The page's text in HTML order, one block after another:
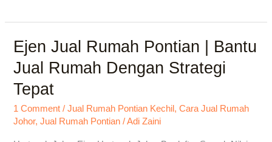
Ejen Jual Rumah Pontian | Bantu
Jual Rumah Dengan Strategi
Tepat
1 Comment /Jual Rumah Pontian Kechil ,Cara Jual Rumah
Johor,Jual Rumah Pontian /Adi Zaini
Ejen
Jual
Rumah
Pontian